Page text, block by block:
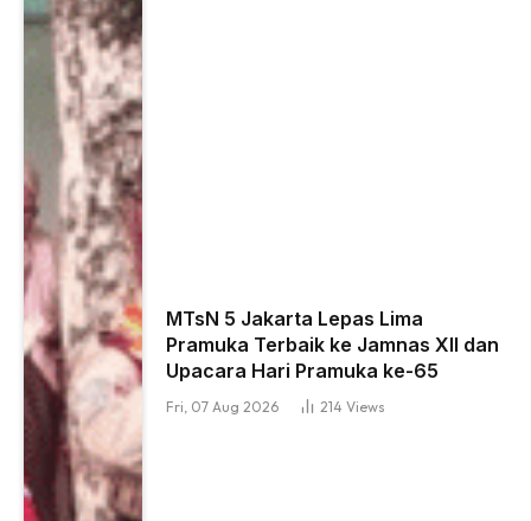
MTsN 5 Jakarta Lepas Lima
Pramuka Terbaik ke Jamnas XII dan
Upacara Hari Pramuka ke-65
Fri, 07 Aug 2026 214 Views